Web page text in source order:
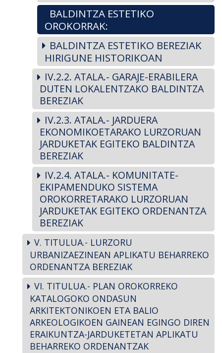
BALDINTZA ESTETIKO
OROKORRAK:
BALDINTZA ESTETIKO BEREZIAK
HIRIGUNE HISTORIKOAN
IV.2.2. ATALA.- GARAJE-ERABILERA
DUTEN LOKALENTZAKO BALDINTZA
BEREZIAK
IV.2.3. ATALA.- JARDUERA
EKONOMIKOETARAKO LURZORUAN
JARDUKETAK EGITEKO BALDINTZA
BEREZIAK
IV.2.4. ATALA.- KOMUNITATE-
EKIPAMENDUKO SISTEMA
OROKORRETARAKO LURZORUAN
JARDUKETAK EGITEKO ORDENANTZA
BEREZIAK
V. TITULUA.- LURZORU
URBANIZAEZINEAN APLIKATU BEHARREKO
ORDENANTZA BEREZIAK
VI. TITULUA.- PLAN OROKORREKO
KATALOGOKO ONDASUN
ARKITEKTONIKOEN ETA BALIO
ARKEOLOGIKOEN GAINEAN EGINGO DIREN
ERAIKUNTZA-JARDUKETETAN APLIKATU
BEHARREKO ORDENANTZAK